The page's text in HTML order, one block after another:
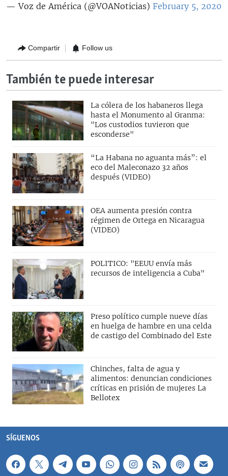
— Voz de América (@VOANoticias) February 5, 2020
Compartir Follow us
También te puede interesar
La cólera de los habaneros llega
hasta el Monumento al Granma:
"Los custodios tuvieron que
esconderse"
“La Habana no aguanta más”: el
eco del Maleconazo 32 años
después (VIDEO)
OEA aumenta presión contra
régimen de Ortega en Nicaragua
(VIDEO)
POLITICO: "EEUU envía más
recursos de inteligencia a Cuba"
Preso político cumple nueve días
en huelga de hambre en una celda
de castigo del Combinado del Este
Chinches, falta de agua y
alimentos: denuncian condiciones
críticas en prisión de mujeres La
Bellotex
SÍGUENOS